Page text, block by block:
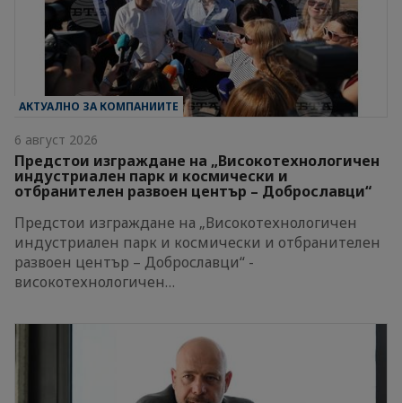
АКТУАЛНО ЗА КОМПАНИИТЕ
6 август 2026
Предстои изграждане на „Високотехнологичен
индустриален парк и космически и
отбранителен развоен център – Доброславци“
Предстои изграждане на „Високотехнологичен
индустриален парк и космически и отбранителен
развоен център – Доброславци“ -
високотехнологичен…